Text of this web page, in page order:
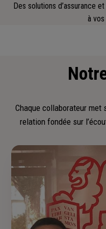
Des solutions d’assurance
à
Chaque collaborateur met
relation fondée sur